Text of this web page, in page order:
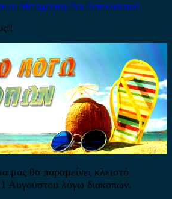
Μεταχειρισμένα Ανταλλακτικά
μας θα παραμείνει κλειστό
Αυγούστου λόγω διακοπών.